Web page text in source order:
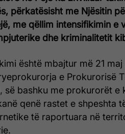
përkatësisht me Njësitin
me qëllim intensifikimin e
dhe kriminalitetit
është mbajtur më 21
e Prokurorisë
së bashku me prokurorët e
qenë rastet e shpeshta
të raportuara në